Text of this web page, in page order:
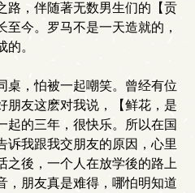
，伴随著无数男生们的【贡
今。罗马不是一天造就的，
。
，怕被一起嘲笑。曾经有位
朋友这麽对我说，【鲜花，是
起的三年，很快乐。所以在国
诉我跟我交朋友的原因，心里
之後，一个人在放学後的路上
，朋友真是难得，哪怕明知道